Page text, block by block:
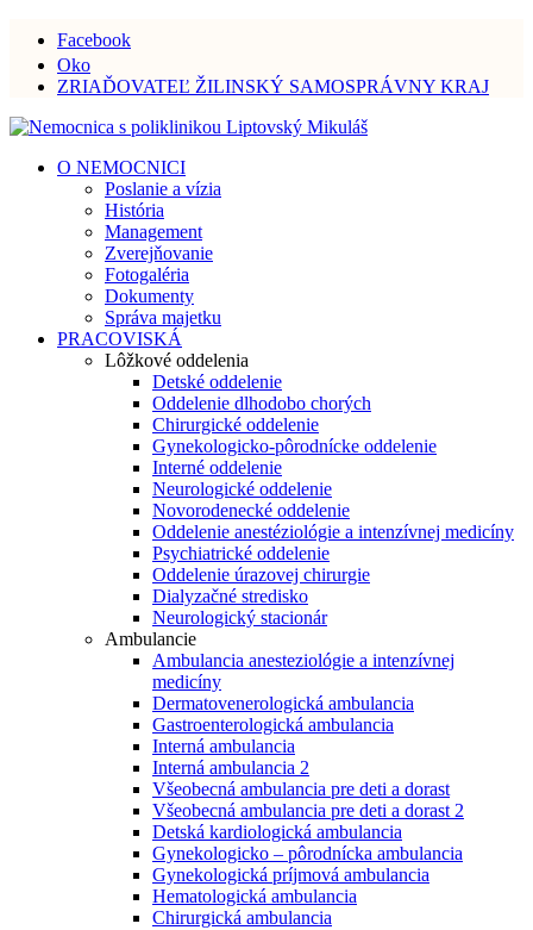
Facebook
Oko
ZRIAĎOVATEĽ ŽILINSKÝ SAMOSPRÁVNY KRAJ
O NEMOCNICI
Poslanie a vízia
História
Management
Zverejňovanie
Fotogaléria
Dokumenty
Správa majetku
PRACOVISKÁ
Lôžkové oddelenia
Detské oddelenie
Oddelenie dlhodobo chorých
Chirurgické oddelenie
Gynekologicko-pôrodnícke oddelenie
Interné oddelenie
Neurologické oddelenie
Novorodenecké oddelenie
Oddelenie anestéziológie a intenzívnej medicíny
Psychiatrické oddelenie
Oddelenie úrazovej chirurgie
Dialyzačné stredisko
Neurologický stacionár
Ambulancie
Ambulancia anesteziológie a intenzívnej
medicíny
Dermatovenerologická ambulancia
Gastroenterologická ambulancia
Interná ambulancia
Interná ambulancia 2
Všeobecná ambulancia pre deti a dorast
Všeobecná ambulancia pre deti a dorast 2
Detská kardiologická ambulancia
Gynekologicko – pôrodnícka ambulancia
Gynekologická príjmová ambulancia
Hematologická ambulancia
Chirurgická ambulancia